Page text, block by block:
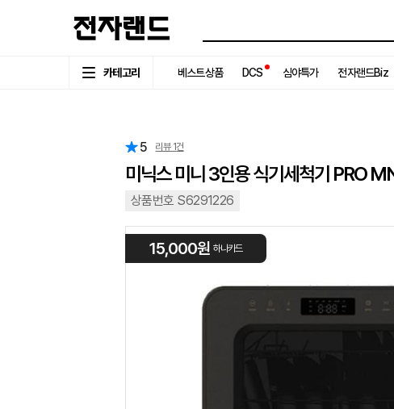
카테고리 베스트상품 DCS 심야특가 전자랜드Biz
5 리뷰 1건
미닉스 미니 3인용 식기세척기 PRO
상품번호 S6291226
15,000원 하나카드